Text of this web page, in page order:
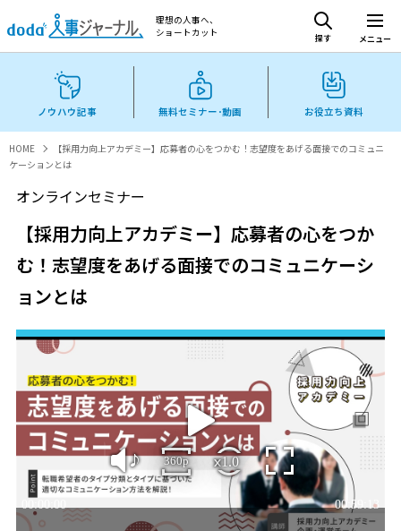
理想の人事へ、
ショートカット
探す メニュー
ノウハウ記事 無料セミナー･動画 お役立ち資料
HOME
【採用力向上アカデミー】応募者の心をつかむ！志望度をあげる面接でのコミュニ
ケーションとは
オンラインセミナー
【採用力向上アカデミー】応募者の心をつか
む！志望度をあげる面接でのコミュニケーシ
ョンとは